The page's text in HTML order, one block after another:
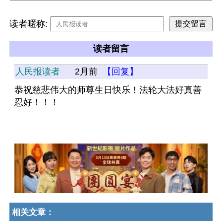
读者暱称:
读者留言
人民报读者 2月前
【回复】
恭祝慈悲伟大的师尊生日快乐！法轮大法好真善
忍好！！！
相关文章：